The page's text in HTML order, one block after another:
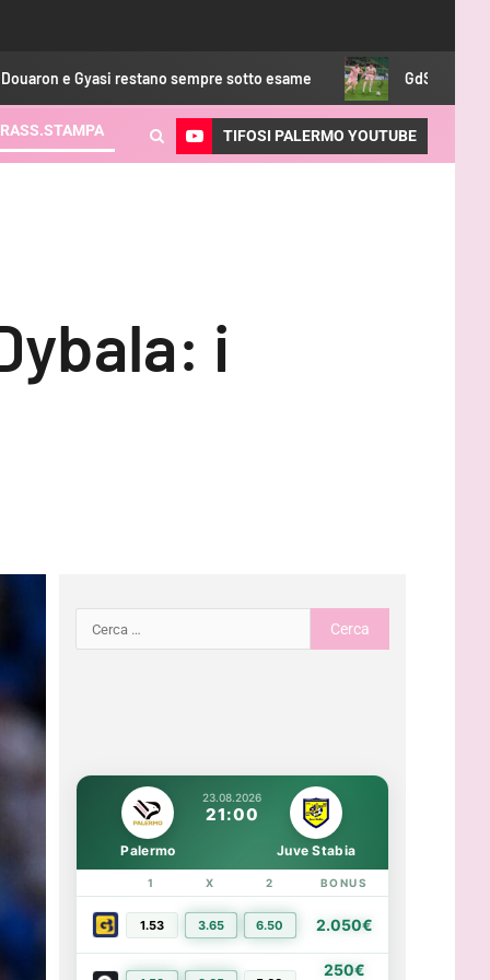
restano sempre sotto esame GdS – Palermo, è il
RASS.STAMPA TIFOSI PALERMO YOUTUBE
i
23.08.2026
21:00
Palermo Juve Stabia
1 X 2 BONUS
1.53 3.65 6.50 2.050€
250€